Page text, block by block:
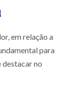
em relação a
para
destacar no